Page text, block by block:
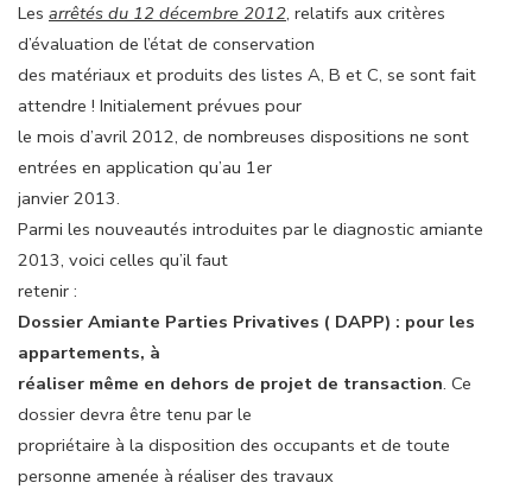
Les arrêtés du 12 décembre 2012, relatifs aux critères
d’évaluation de l’état de conservation
des matériaux et produits des listes A, B et C, se sont fait
attendre ! Initialement prévues pour
le mois d’avril 2012, de nombreuses dispositions ne sont
entrées en application qu’au 1er
janvier 2013.
Parmi les nouveautés introduites par le diagnostic amiante
2013, voici celles qu’il faut
retenir :
Dossier Amiante Parties Privatives ( DAPP) : pour les
appartements, à
réaliser même en dehors de projet de transaction. Ce
dossier devra être tenu par le
propriétaire à la disposition des occupants et de toute
personne amenée à réaliser des travaux